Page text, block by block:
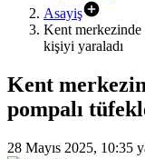
Asayiş
Kent merkezinde
kişiyi yaraladı
Kent
pompalı
28 Mayıs 2025, 10:35